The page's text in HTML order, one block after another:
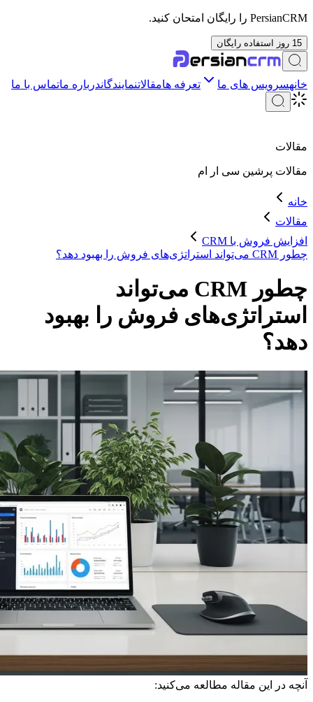
PersianCRM را رایگان امتحان کنید.
15 روز استفاده رایگان
خانهسرویس های ما تعرفه هامقالاتنمایندگاندرباره ماتماس با ما
مقالات
مقالات پرشین سی ار ام
خانه
مقالات
افزایش فروش با CRM
چطور CRM می‌تواند استراتژی‌های فروش را بهبود دهد؟
چطور CRM می‌تواند
استراتژی‌های فروش را بهبود
دهد؟
آنچه در این مقاله مطالعه می‌کنید: